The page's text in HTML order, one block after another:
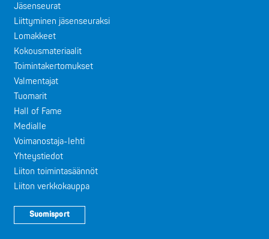
Jäsenseurat
Liittyminen jäsenseuraksi
Lomakkeet
Kokousmateriaalit
Toimintakertomukset
Valmentajat
Tuomarit
Hall of Fame
Medialle
Voimanostaja-lehti
Yhteystiedot
Liiton toimintasäännöt
Liiton verkkokauppa
Suomisport